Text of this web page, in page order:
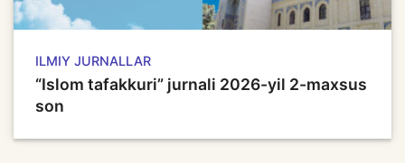
ILMIY JURNALLAR
“Islom tafakkuri” jurnali 2026-yil 2-maxsus
son